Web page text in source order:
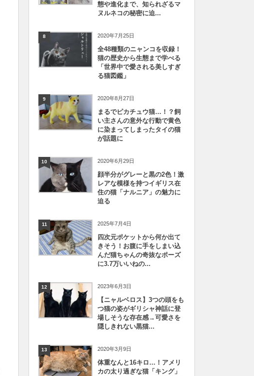
態や進化まで、知られざるマ
ヌルネコの秘密に迫...
8 2020年7月25日
全48種類のニャンコを収録！
猫の歴史から生態まで学べる
「世界中で愛される美しすぎ
る猫図鑑」
9 2020年8月27日
まるでピカチュウ猫…！？飼
い主さんの意外な行動で黄色
に染まってしまったタイの猫
が話題に
10 2020年6月29日
顔半分がグレーと黒の2色！激
レアな模様を持つイギリス在
住の猫「ナルニア」の魅力に
迫る
11 2025年7月4日
四次元ポケットから何か出て
きそう！お腹に手をしまい込
んだ猫ちゃんの奇抜なポーズ
に3.7万いいねの...
12 2023年6月3日
【ニャルベロス】3つの頭をも
つ猫の姿がギリシャ神話に登
場しそうな存在感→可愛さを
隠しきれない黒猫...
13 2020年3月9日
体重なんと16キロ…！アメリ
カの太り過ぎな猫「キング」